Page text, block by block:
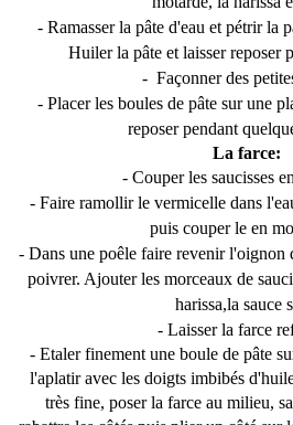
- Ramasser la pâte d'eau et pétrir la
Huiler la pâte et laisser reposer
- Façonner des
- Placer les boules de pâte sur une
reposer pendant
La farce:
- Couper les saucisses
- Faire ramollir le vermicelle dans
puis couper le en
- Dans une poêle faire revenir l'oignon
poivrer. Ajouter les morceaux de
harissa,la sauce
- Laisser la farce
- Etaler finement une boule de pâte
l'aplatir avec les doigts imbibés
très fine, poser la farce au milieu,